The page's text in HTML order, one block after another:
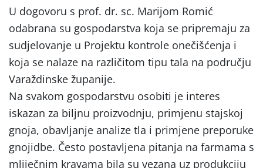
U dogovoru s prof. dr. sc. Marijom Romić
odabrana su gospodarstva koja se pripremaju za
sudjelovanje u Projektu kontrole onečišćenja i
koja se nalaze na različitom tipu tala na području
Varaždinske županije.
Na svakom gospodarstvu osobiti je interes
iskazan za biljnu proizvodnju, primjenu stajskoj
gnoja, obavljanje analize tla i primjene preporuke
gnojidbe. Često postavljena pitanja na farmama s
mliječnim kravama bila su vezana uz produkciju